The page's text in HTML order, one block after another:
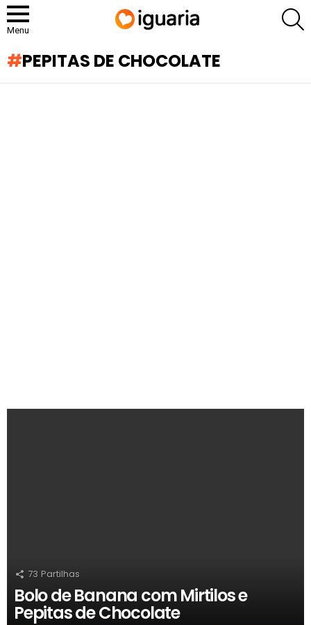
Menu
PEPITAS DE CHOCOLATE
73 Partilhas
Bolo de Banana com Mirtilos e
Pepitas de Chocolate